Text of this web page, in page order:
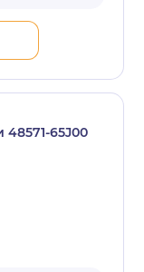
65J00